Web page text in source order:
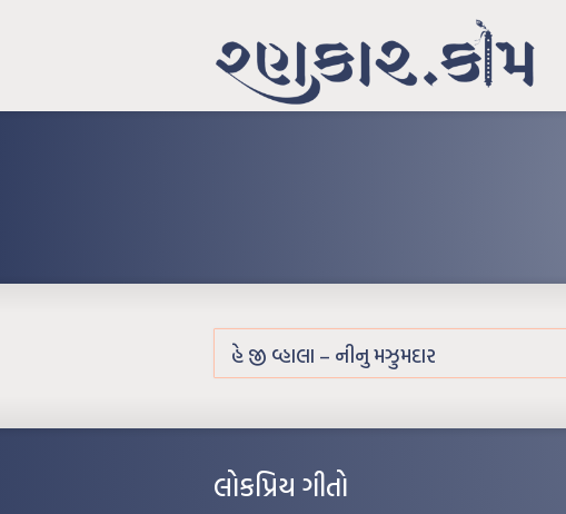
હે જી વ્હાલા – નીનુ મઝુમદાર
લોકપ્રિય ગીતો